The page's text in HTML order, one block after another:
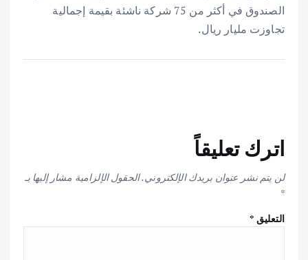
الصندوق في أكثر من 75 شركة ناشئة بقيمة إجمالية
تجاوزت مليار ريال.
اترك تعليقاً
لن يتم نشر عنوان بريدك الإلكتروني.الحقول الإلزامية مشار إليها بـ
*
التعليق*